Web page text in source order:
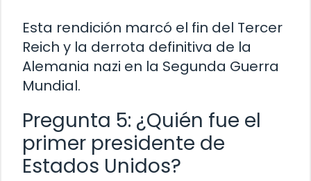
Esta rendición marcó el fin del Tercer
Reich y la derrota definitiva de la
Alemania nazi en la Segunda Guerra
Mundial.
Pregunta 5: ¿Quién fue el
primer presidente de
Estados Unidos?